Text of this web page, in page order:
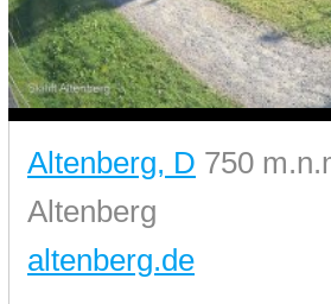
Altenberg, D 750
Altenberg
altenberg.de